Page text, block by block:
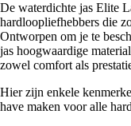
De waterdichte jas Elite
hardloopliefhebbers die
Ontworpen om je te
jas hoogwaardige
zowel comfort als
Hier zijn enkele
have maken voor alle